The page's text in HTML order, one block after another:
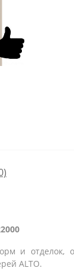
и
ALTO.